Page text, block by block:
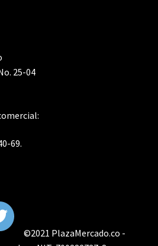
25-04
69.
©2021 PlazaMercado.co -